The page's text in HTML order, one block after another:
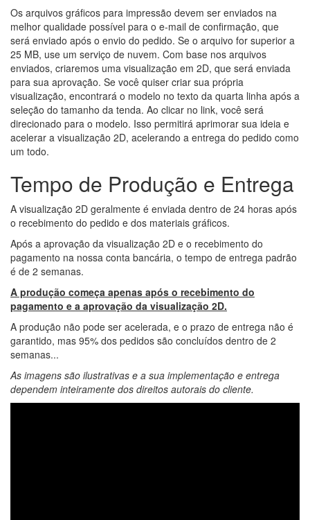
Os arquivos gráficos para impressão devem ser enviados na
melhor qualidade possível para o e-mail de confirmação, que
será enviado após o envio do pedido. Se o arquivo for superior a
25 MB, use um serviço de nuvem. Com base nos arquivos
enviados, criaremos uma visualização em 2D, que será enviada
para sua aprovação. Se você quiser criar sua própria
visualização, encontrará o modelo no texto da quarta linha após a
seleção do tamanho da tenda. Ao clicar no link, você será
direcionado para o modelo. Isso permitirá aprimorar sua ideia e
acelerar a visualização 2D, acelerando a entrega do pedido como
um todo.
Tempo de Produção e Entrega
A visualização 2D geralmente é enviada dentro de 24 horas após
o recebimento do pedido e dos materiais gráficos.
Após a aprovação da visualização 2D e o recebimento do
pagamento na nossa conta bancária, o tempo de entrega padrão
é de 2 semanas.
A produção começa apenas após o recebimento do
pagamento e a aprovação da visualização 2D.
A produção não pode ser acelerada, e o prazo de entrega não é
garantido, mas 95% dos pedidos são concluídos dentro de 2
semanas...
As imagens são ilustrativas e a sua implementação e entrega
dependem inteiramente dos direitos autorais do cliente.